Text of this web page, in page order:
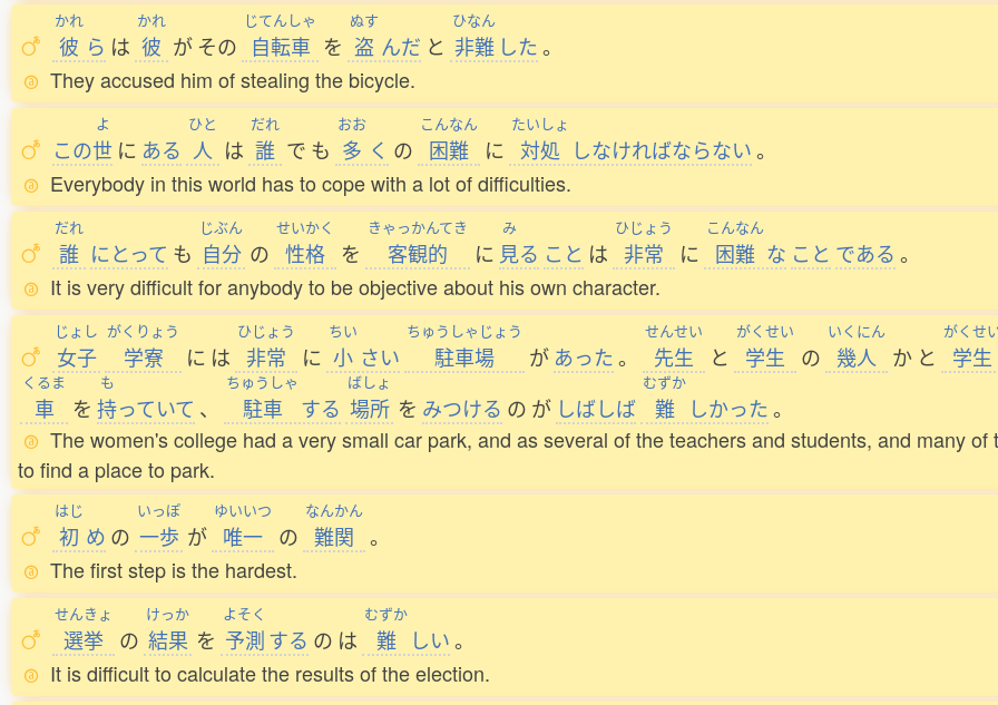
かれ
彼 ら は
かれ
彼 が その
じてんしゃ
自転車 を
ぬす
盗 んだ と
ひなん
非難 した。
They accused him of stealing the bicycle.
この
よ
世 に ある
ひと
人 は
だれ
誰 で も
おお
多 く の
こんなん
困難 に
たいしょ
対処 しなければならない。
Everybody in this world has to cope with a lot of difficulties.
だれ
誰 にとって も
じぶん
自分 の
せいかく
性格 を
きゃっかんてき
客観的 に
み
見る こと は
ひじょう
非常 に
こんなん
困難 な こと である 。
It is very difficult for anybody to be objective about his own character.
じょし
女子
がくりょう
学寮 に は
ひじょう
非常 に
ちい
小 さい
ちゅうしゃじょう
駐車場 が あった。
せんせい
先生 と
がくせい
学生 の
いくにん
幾人 か と
がくせ
学生
くるま
車 を
も
持っていて 、
ちゅうしゃ
駐車 する
ばしょ
場所 を みつける の が しばしば
むずか
難 しかった。
The women's college had a very small car park, and as several of the teachers and students, and many
to find a place to park.
はじ
初 め の
いっぽ
一歩 が
ゆいいつ
唯一 の
なんかん
難関 。
The first step is the hardest.
せんきょ
選挙 の
けっか
結果 を
よそく
予測する の は
むずか
難 しい。
It is difficult to calculate the results of the election.